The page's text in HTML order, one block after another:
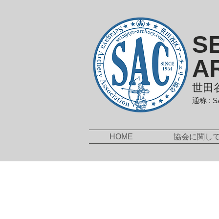
世田
通称 :
HOME 協会に関して